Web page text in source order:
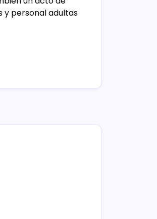
y personal adultas